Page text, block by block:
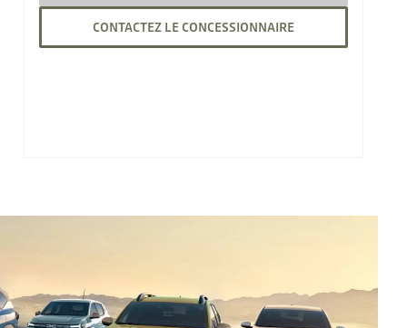
CONTACTEZ LE CONCESSIONNAIRE